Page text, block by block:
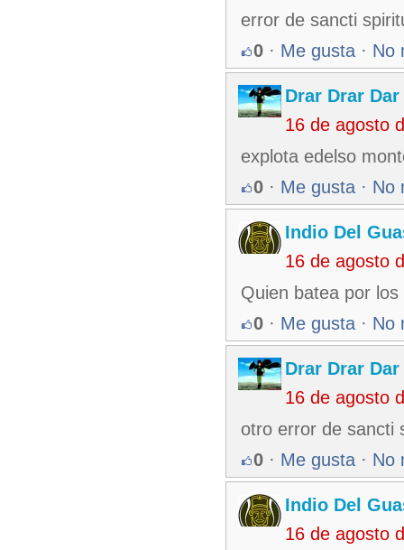
error de sancti
0 · Me gusta · No
Drar Drar Dar
16 de agosto
explota edelso
0 · Me gusta · No
Indio Del
16 de agosto
Quien batea por los
0 · Me gusta · No
Drar Drar Dar
16 de agosto
otro error de sancti
0 · Me gusta · No
Indio Del
16 de agosto